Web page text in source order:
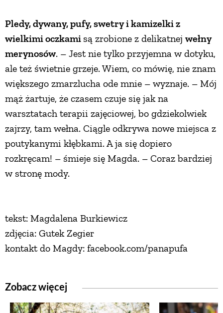
Pledy, dywany, pufy, swetry i kamizelki z
wielkimi oczkamisą zrobione z delikatnej wełny
merynosów. – Jest nie tylko przyjemna w dotyku,
ale też świetnie grzeje. Wiem, co mówię, nie znam
większego zmarzlucha ode mnie – wyznaje. – Mój
mąż żartuje, że czasem czuje się jak na
warsztatach terapii zajęciowej, bo gdziekolwiek
zajrzy, tam wełna. Ciągle odkrywa nowe miejsca z
poutykanymi kłębkami. A ja się dopiero
rozkręcam! – śmieje się Magda. – Coraz bardziej
w stronę mody.
tekst: Magdalena Burkiewicz
zdjęcia: Gutek Zegier
kontakt do Magdy: facebook.com/panapufa
Zobacz więcej